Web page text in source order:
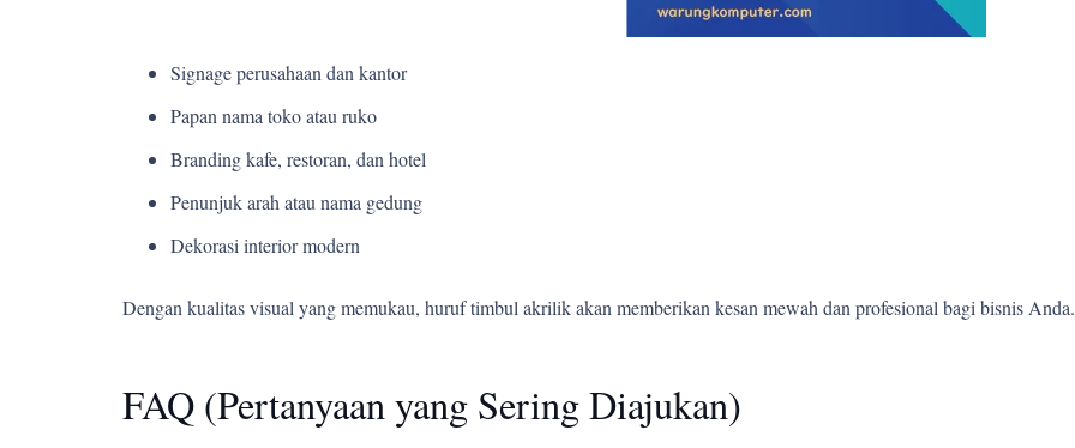
Signage perusahaan dan kantor
Papan nama toko atau ruko
Branding kafe, restoran, dan hotel
Penunjuk arah atau nama gedung
Dekorasi interior modern
Dengan kualitas visual yang memukau, huruf timbul akrilik akan memberikan kesan mewah dan profesional bagi bisnis Anda.
FAQ (Pertanyaan yang Sering Diajukan)